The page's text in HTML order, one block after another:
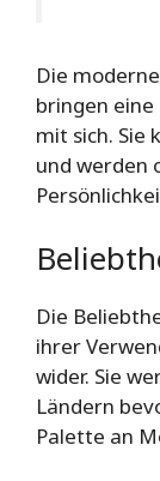
Die
bringen
mit sich. Sie
und werden
Die
ihrer
wider. Sie
Ländern
Palette an